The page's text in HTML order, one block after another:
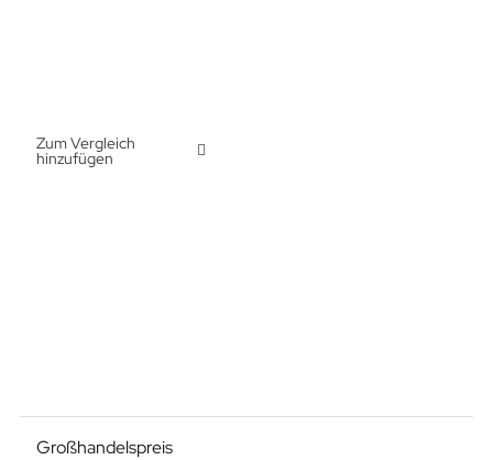
Zum Vergleich
hinzufügen
Großhandelspreis